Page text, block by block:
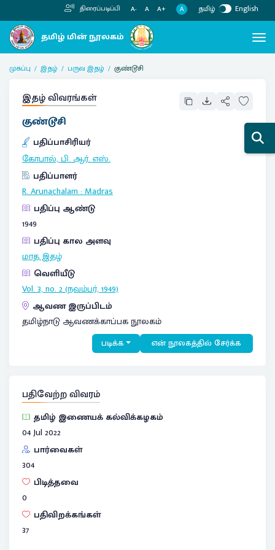
திரைப்படிப்பி A- A A+ A தமிழ் English
முகப்பு இதழ் பருவ இதழ் குண்டூசி
இதழ் விவரங்கள்
குண்டூசி
பதிப்பாசிரியர்
கோபால், பி. ஆர். எஸ்.
பதிப்பாளர்
R. Arunachalam:Madras
பதிப்பு ஆண்டு
1949
பதிப்பு கால அளவு
மாத இதழ்
வெளியீடு
Vol. 3, no. 2 (நவம்பர், 1949)
ஆவண இருப்பிடம்
தமிழ்நாடு ஆவணக்காப்பக நூலகம்
படிக்க என் நூலகத்தில் சேர்க்க
பதிவேற்ற விவரம்
தமிழ் இணையக் கல்விக்கழகம்
04 Jul 2022
பார்வைகள்
304
பிடித்தவை
0
பதிவிறக்கங்கள்
37